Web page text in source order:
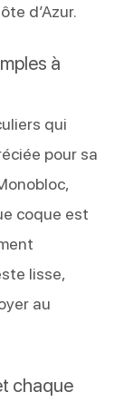
d’Azur.
à
qui
pour sa
coque est
lisse,
au
chaque